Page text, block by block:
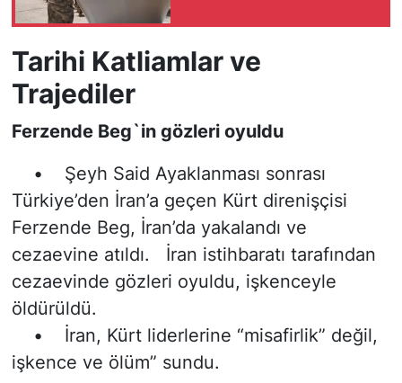
Tarihi Katliamlar ve
Trajediler
Ferzende Beg`in gözleri oyuldu
• Şeyh Said Ayaklanması sonrası
Türkiye’den İran’a geçen Kürt direnişçisi
Ferzende Beg, İran’da yakalandı ve
cezaevine atıldı. İran istihbaratı tarafından
cezaevinde gözleri oyuldu, işkenceyle
öldürüldü.
• İran, Kürt liderlerine “misafirlik” değil,
işkence ve ölüm” sundu.